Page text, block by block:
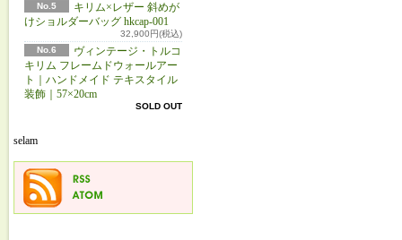
No.5
キリム×レザー 斜めが
けショルダーバッグ hkcap-001
32,900円(税込)
No.6
ヴィンテージ・トルコ
キリム フレームドウォールアー
ト｜ハンドメイド テキスタイル
装飾｜57×20cm
SOLD OUT
selam